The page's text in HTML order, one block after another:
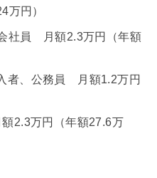
万円）
社員 月額2.3万円（年額
者、公務員 月額1.2万円
2.3万円（年額27.6万